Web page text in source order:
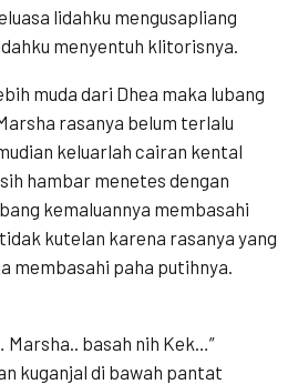
lidahku mengusapliang
menyentuh klitorisnya.
muda dari Dhea maka lubang
rasanya belum terlalu
keluarlah cairan kental
hambar menetes dengan
kemaluannya membasahi
kutelan karena rasanya yang
membasahi paha putihnya.
Marsha.. basah nih Kek…”
kuganjal di bawah pantat